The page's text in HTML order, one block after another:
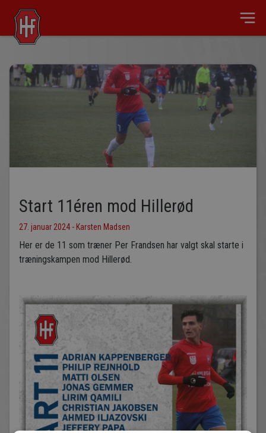
Start 11éren mod Hillerød
27. januar 2024 - Karsten Madsen
Her er de 11 som træner Per Frandsen har valgt skal starte i
træningskampen mod Hillerød.